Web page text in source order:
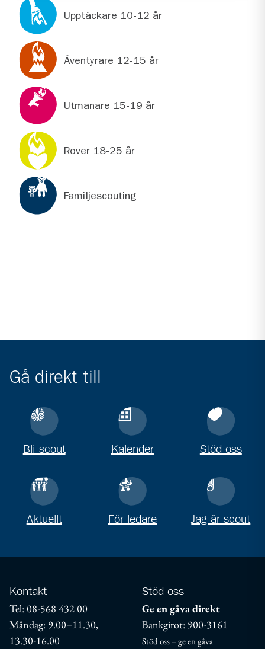
Upptäckare 10-12 år
Äventyrare 12-15 år
Utmanare 15-19 år
Rover 18-25 år
Familjescouting
Gå direkt till
Bli scout Kalender Stöd oss
Aktuellt För ledare Jag är scout
Kontakt
Tel: 08-568 432 00
Måndag: 9.00–11.30,
13.30-16.00
Stöd oss
Ge en gåva direkt
Bankgirot: 900-3161
Stöd oss – ge en gåva